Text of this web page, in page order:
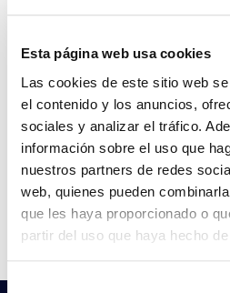
Esta página web usa cookies
Las cookies de este sitio web
el contenido y los anuncios,
sociales y analizar el tráfico.
información sobre el uso que
nuestros partners de redes
web, quienes pueden
que les haya proporcionado o
partir del uso que haya hecho
Selección
CCT 3000k
VER +
ESSENSE
LED 9W 840 S19
SKU
W 9
Flujo
857
CCT
4000k